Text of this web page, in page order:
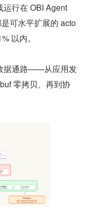
行在 OBI Agent
可水平扩展的 acto
以内。
据通路——从应用发
零拷贝、再到协